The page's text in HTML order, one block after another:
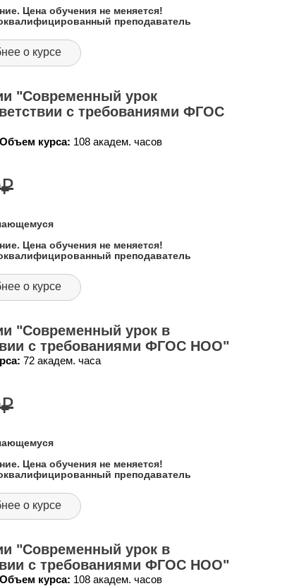
Цена обучения не меняется!
преподаватель
о курсе
"Современный урок
с требованиями ФГОС
Объем курса: 108 академ. часов
₽
Цена обучения не меняется!
преподаватель
о курсе
"Современный урок в
с требованиями ФГОС НОО"
72 академ. часа
₽
Цена обучения не меняется!
преподаватель
о курсе
"Современный урок в
с требованиями ФГОС НОО"
Объем курса: 108 академ. часов